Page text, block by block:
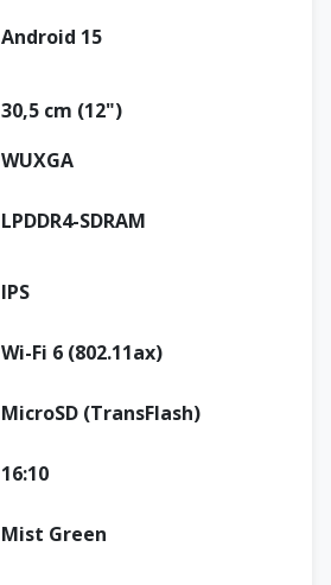
Android 15
30,5 cm (12")
WUXGA
LPDDR4-SDRAM
IPS
Wi-Fi 6 (802.11ax)
MicroSD (TransFlash)
16:10
Mist Green